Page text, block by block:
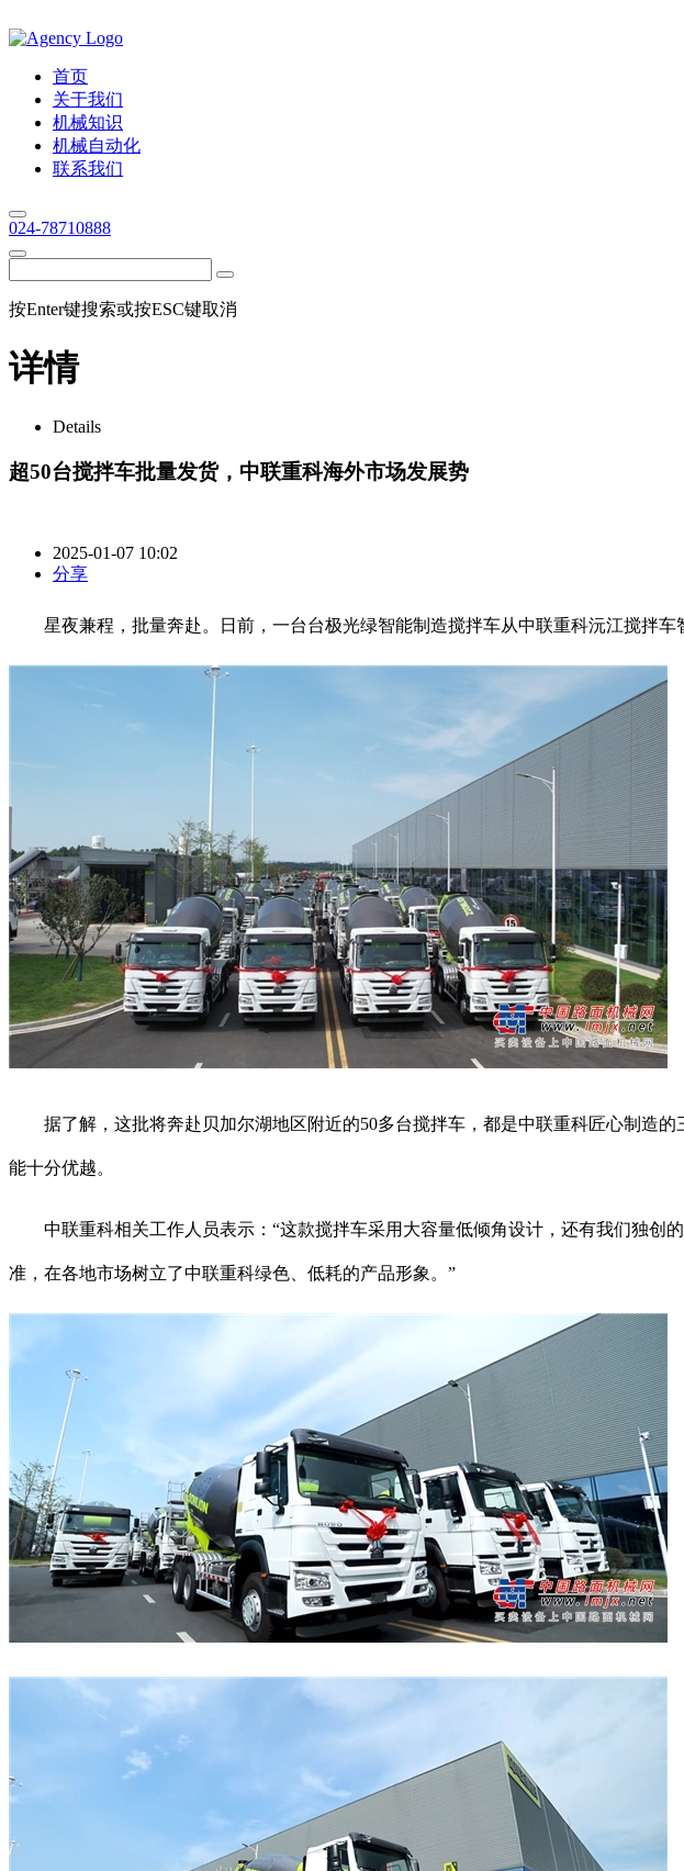
首页
关于我们
机械知识
机械自动化
联系我们
024-78710888
按Enter键搜索或按ESC键取消
详情
Details
超50台搅拌车批量发货，中联重科海外市场发展势
2025-01-07 10:02
分享
星夜兼程，批量奔赴。日前，一台台极光绿智能制造搅拌车从中联重科沅江搅拌车
据了解，这批将奔赴贝加尔湖地区附近的50多台搅拌车，都是中联重科匠心制造的
能十分优越。
中联重科相关工作人员表示：“这款搅拌车采用大容量低倾角设计，还有我们独创
准，在各地市场树立了中联重科绿色、低耗的产品形象。”